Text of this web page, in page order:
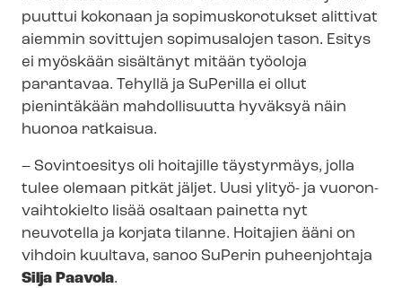
puuttui kokonaan ja sopimuskorotukset alittivat
aiemmin sovittujen sopimusalojen tason. Esitys
ei myöskään sisältänyt mitään työoloja
parantavaa. Tehyllä ja SuPerilla ei ollut
pienintäkään mahdollisuutta hyväksyä näin
huonoa ratkaisua.
– Sovintoesitys oli hoitajille täystyrmäys, jolla
tulee olemaan pitkät jäljet. Uusi ylityö- ja vuo­ron­
vaih­to­kiel­to lisää osaltaan painetta nyt
neuvotella ja korjata tilanne. Hoitajien ääni on
vihdoin kuultava, sanoo SuPerin puheenjohtaja
Silja Paavola.